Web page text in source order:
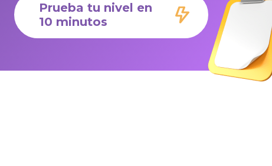
Prueba tu nivel en
10 minutos